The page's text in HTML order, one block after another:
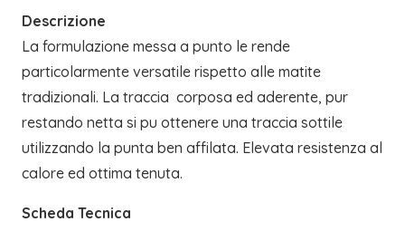
Descrizione
La formulazione messa a punto le rende
particolarmente versatile rispetto alle matite
tradizionali. La traccia  corposa ed aderente, pur
restando netta si pu ottenere una traccia sottile
utilizzando la punta ben affilata. Elevata resistenza al
calore ed ottima tenuta.
Scheda Tecnica